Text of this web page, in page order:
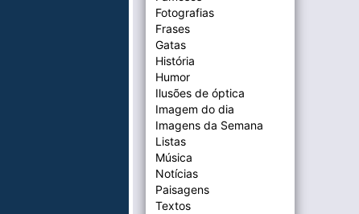
Fotografias
Frases
Gatas
História
Humor
Ilusões de óptica
Imagem do dia
Imagens da Semana
Listas
Música
Notícias
Paisagens
Textos